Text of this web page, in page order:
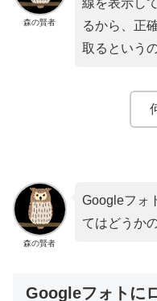
森の賢者
るから、正
取るという
森の賢者
Googleフォ
てはどうか
Googleフォトに